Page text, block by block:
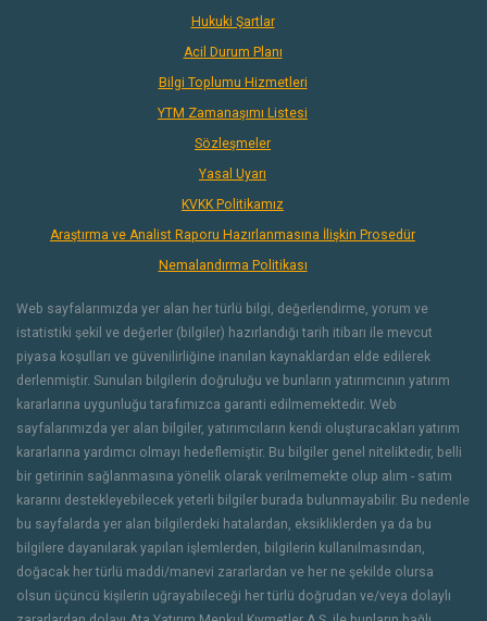
Hukuki Şartlar
Acil Durum Planı
Bilgi Toplumu Hizmetleri
YTM Zamanaşımı Listesi
Sözleşmeler
Yasal Uyarı
KVKK Politikamız
Araştırma ve Analist Raporu Hazırlanmasına İlişkin Prosedür
Nemalandırma Politikası
Web sayfalarımızda yer alan her türlü bilgi, değerlendirme, yorum ve
istatistiki şekil ve değerler (bilgiler) hazırlandığı tarih itibarı ile mevcut
piyasa koşulları ve güvenilirliğine inanılan kaynaklardan elde edilerek
derlenmiştir. Sunulan bilgilerin doğruluğu ve bunların yatırımcının yatırım
kararlarına uygunluğu tarafımızca garanti edilmemektedir. Web
sayfalarımızda yer alan bilgiler, yatırımcıların kendi oluşturacakları yatırım
kararlarına yardımcı olmayı hedeflemiştir. Bu bilgiler genel niteliktedir, belli
bir getirinin sağlanmasına yönelik olarak verilmemekte olup alım - satım
kararını destekleyebilecek yeterli bilgiler burada bulunmayabilir. Bu nedenle
bu sayfalarda yer alan bilgilerdeki hatalardan, eksikliklerden ya da bu
bilgilere dayanılarak yapılan işlemlerden, bilgilerin kullanılmasından,
doğacak her türlü maddi/manevi zararlardan ve her ne şekilde olursa
olsun üçüncü kişilerin uğrayabileceği her türlü doğrudan ve/veya dolaylı